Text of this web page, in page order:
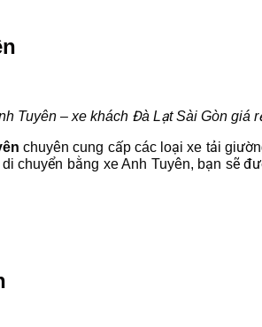
Tuyên – xe khách Đà Lạt Sài Gòn giá
chuyên cung cấp các loại xe tải
chuyển bằng xe Anh Tuyên, bạn sẽ